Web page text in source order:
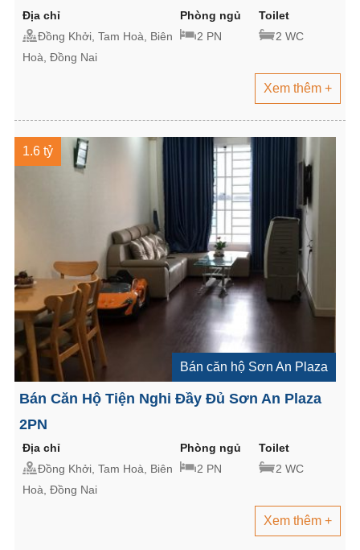
Địa chỉ Phòng ngủ
Toilet
Đồng Khởi, Tam Hoà, Biên
Hoà, Đồng Nai
2 PN 2 WC
Xem thêm +
1.6 tỷ
Bán căn hộ Sơn An Plaza
Bán Căn Hộ Tiện Nghi Đầy Đủ Sơn An Plaza
2PN
Địa chỉ Phòng ngủ
Toilet
Đồng Khởi, Tam Hoà, Biên
Hoà, Đồng Nai
2 PN 2 WC
Xem thêm +